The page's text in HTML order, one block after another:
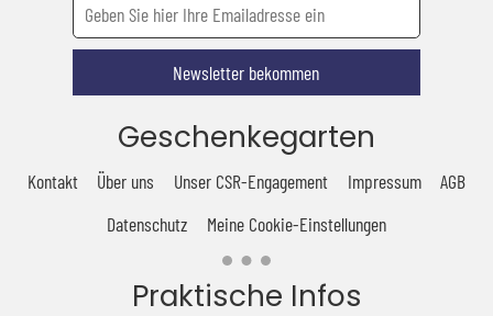
Newsletter bekommen
Geschenkegarten
Kontakt Über uns Unser CSR-Engagement Impressum
AGB
Datenschutz
Meine Cookie-Einstellungen
Praktische Infos